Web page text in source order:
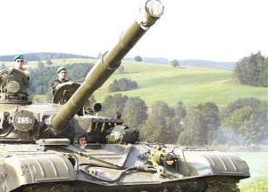
DAKAR
Z DOMOVA
ZE SVĚTA
MOTORSPORT